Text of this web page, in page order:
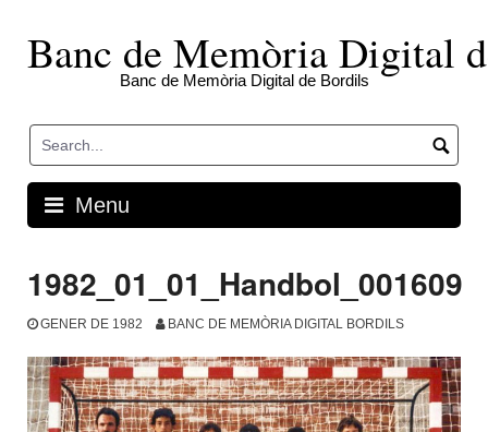
contentBanc de Memòria Digital
Banc de Memòria Digital de Bordils
Menu
1982_01_01_Handbol_001609
GENER DE 1982 BANC DE MEMÒRIA DIGITAL BORDILS